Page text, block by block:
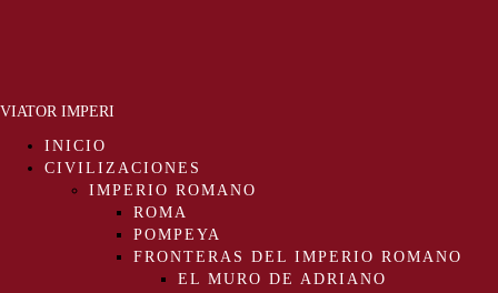
VIATOR IMPERI
INICIO
CIVILIZACIONES
IMPERIO ROMANO
ROMA
POMPEYA
FRONTERAS DEL IMPERIO ROMANO
EL MURO DE ADRIANO